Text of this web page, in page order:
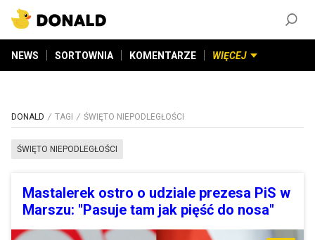
NEWS SORTOWNIA KOMENTARZE WIĘCEJ
DONALD TAGI ŚWIĘTO NIEPODLEGŁOŚCI
ŚWIĘTO NIEPODLEGŁOŚCI
Mastalerek ostro o udziale prezesa PiS w
Marszu: "Pasuje tam jak pięść do nosa"